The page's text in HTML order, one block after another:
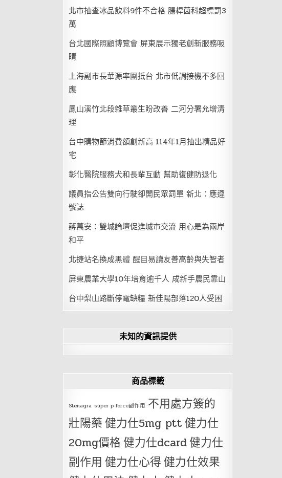
北市抽查冰品飲料9件不合格 腸桿菌科超標罰3
萬
台北國際照顧博覽會 屏東展示獨老創新服務吸
睛
上海副市長華源率團抵台 北市低調接機不多回
應
鳳山溪竹北段雜草叢生盼改善 二河分署允增清
理
台中購物節消費額創新高 114年1月抽出精品好
宅
彰化醫院服務犬和長輩互動 幫助復健防退化
議員指公告雙向行駛卻開民眾罰單 新北：應遵
號誌
蔣萬安：雙城論壇促進城市交流 用心是為兩岸
和平
北捷站名換成黑體 醒目易讀友善高齡與失智者
屏東農業大學10年培育逾千人 成新手農民靠山
台中梨山路斷停電缺糧 新佳陽部落120人受困
未知的資訊提供
商品標籤
Stenagra super p force副作用 不用處方簽的
壯陽藥健力仕5mg ptt健力仕
20mg價格健力仕dcard健力仕
副作用 健力仕心得健力仕效果